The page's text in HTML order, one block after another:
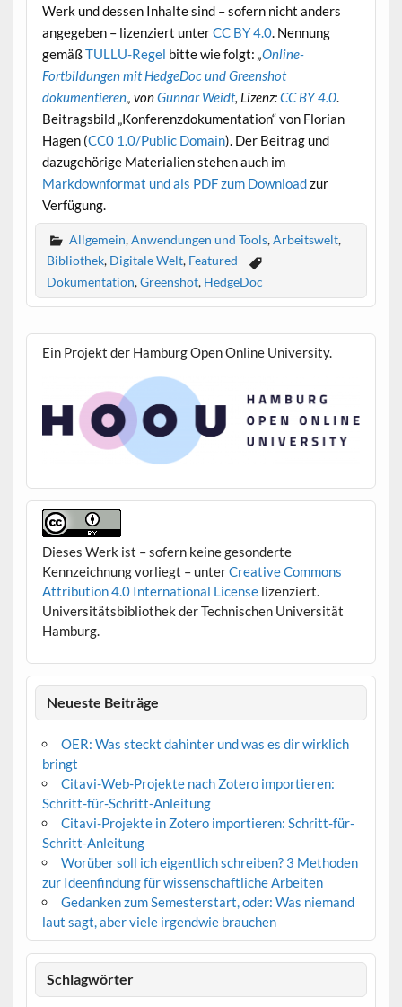
Werk und dessen Inhalte sind – sofern nicht anders
angegeben – lizenziert unterCC BY 4.0. Nennung
gemäßTULLU-Regel bitte wie folgt: „Online-
Fortbildungen mit HedgeDoc und Greenshot
dokumentieren„ vonGunnar Weidt, Lizenz:CC BY 4.0.
Beitragsbild „Konferenzdokumentation“ von Florian
Hagen (CC0 1.0/Public Domain). Der Beitrag und
dazugehörige Materialien stehen auch im
Markdownformat und als PDF zum Downloadzur
Verfügung.
Allgemein,Anwendungen und Tools,Arbeitswelt,
Bibliothek, Digitale Welt, Featured
Dokumentation,Greenshot, HedgeDoc
Ein Projekt der Hamburg Open Online University.
Dieses Werk ist – sofern keine gesonderte
Kennzeichnung vorliegt – unterCreative Commons
Attribution 4.0 International Licenselizenziert.
Universitätsbibliothek der Technischen Universität
Hamburg.
Neueste Beiträge
OER: Was steckt dahinter und was es dir wirklich
bringt
Citavi-Web-Projekte nach Zotero importieren:
Schritt-für-Schritt-Anleitung
Citavi-Projekte in Zotero importieren: Schritt-für-
Schritt-Anleitung
Worüber soll ich eigentlich schreiben? 3 Methoden
zur Ideenfindung für wissenschaftliche Arbeiten
Gedanken zum Semesterstart, oder: Was niemand
laut sagt, aber viele irgendwie brauchen
Schlagwörter